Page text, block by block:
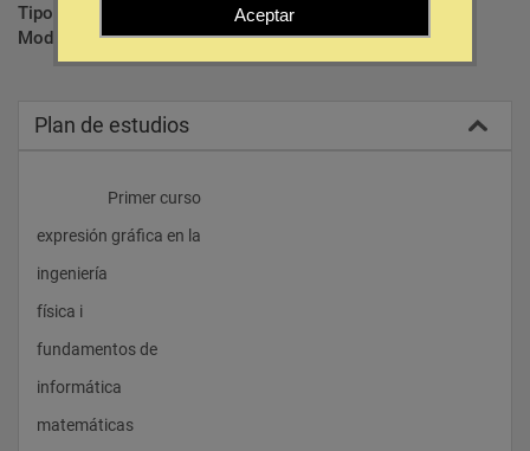
Tipo:
Carreras Universitarias
Modalidad:
Presencial
Plan de estudios
                    Primer curso
expresión gráfica en la
ingeniería
física i
fundamentos de
informática
matemáticas
Aceptar